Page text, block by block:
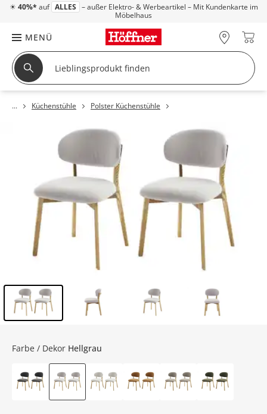
☀ 40%* auf ALLES – außer Elektro- & Werbeartikel – Mit Kundenkarte im
Möbelhaus
MENÜ
Küchenstühle Polster Küchenstühle
Farbe / Dekor Hellgrau